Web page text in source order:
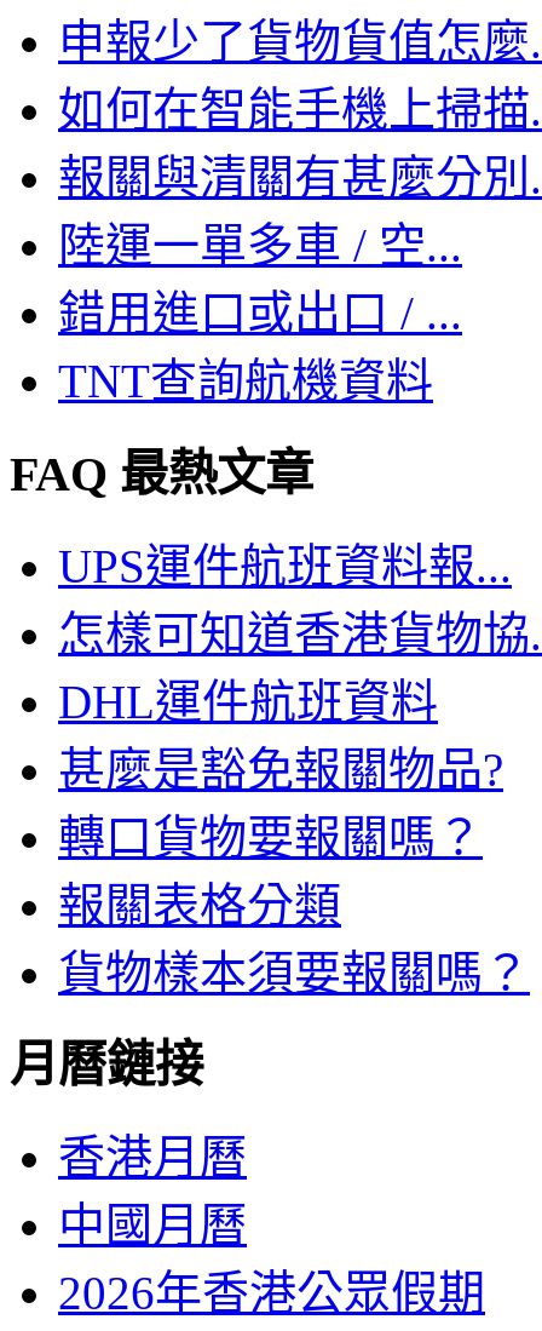
申報少了貨物貨值怎麼
如何在智能手機上掃描
報關與清關有甚麼分別
陸運一單多車 / 空...
錯用進口或出口 / ...
TNT查詢航機資料
FAQ 最熱文章
UPS運件航班資料報...
怎樣可知道香港貨物協
DHL運件航班資料
甚麼是豁免報關物品?
轉口貨物要報關嗎？
報關表格分類
貨物樣本須要報關嗎？
月曆鏈接
香港月曆
中國月曆
2026年香港公眾假期